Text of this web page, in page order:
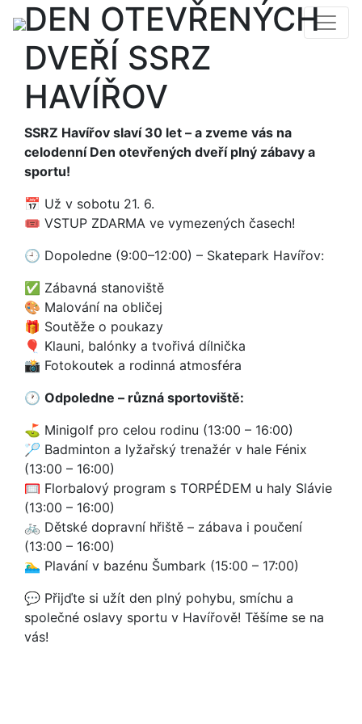
DEN OTEVŘENÝCH
DVEŘÍ SSRZ
HAVÍŘOV
SSRZ Havířov slaví 30 let – a zveme vás na
celodenní Den otevřených dveří plný zábavy a
sportu!
📅 Už v sobotu 21. 6.
🎟️ VSTUP ZDARMA ve vymezených časech!
🕘 Dopoledne (9:00–12:00) – Skatepark Havířov:
✅ Zábavná stanoviště
🎨 Malování na obličej
🎁 Soutěže o poukazy
🎈 Klauni, balónky a tvořivá dílnička
📸 Fotokoutek a rodinná atmosféra
🕐 Odpoledne – různá sportoviště:
⛳ Minigolf pro celou rodinu (13:00 – 16:00)
🏸 Badminton a lyžařský trenažér v hale Fénix
(13:00 – 16:00)
🥅 Florbalový program s TORPÉDEM u haly Slávie
(13:00 – 16:00)
🚲 Dětské dopravní hřiště – zábava i poučení
(13:00 – 16:00)
🏊‍♂️ Plavání v bazénu Šumbark (15:00 – 17:00)
💬 Přijďte si užít den plný pohybu, smíchu a
společné oslavy sportu v Havířově! Těšíme se na
vás!